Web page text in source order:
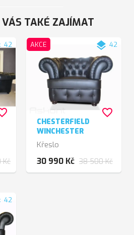
TAKÉ ZAJÍMAT
42
Kč
AKCE layers 42
CHESTERFIELD
WINCHESTER
Křeslo
30 990 Kč 38 500 Kč
favorite_border
42